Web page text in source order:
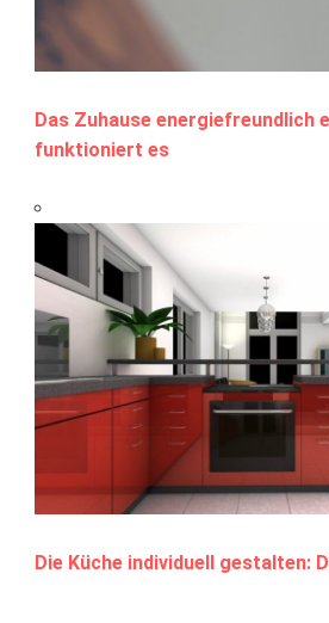
Das Zuhause energiefreundlich
funktioniert es
Die Küche individuell gestalten: